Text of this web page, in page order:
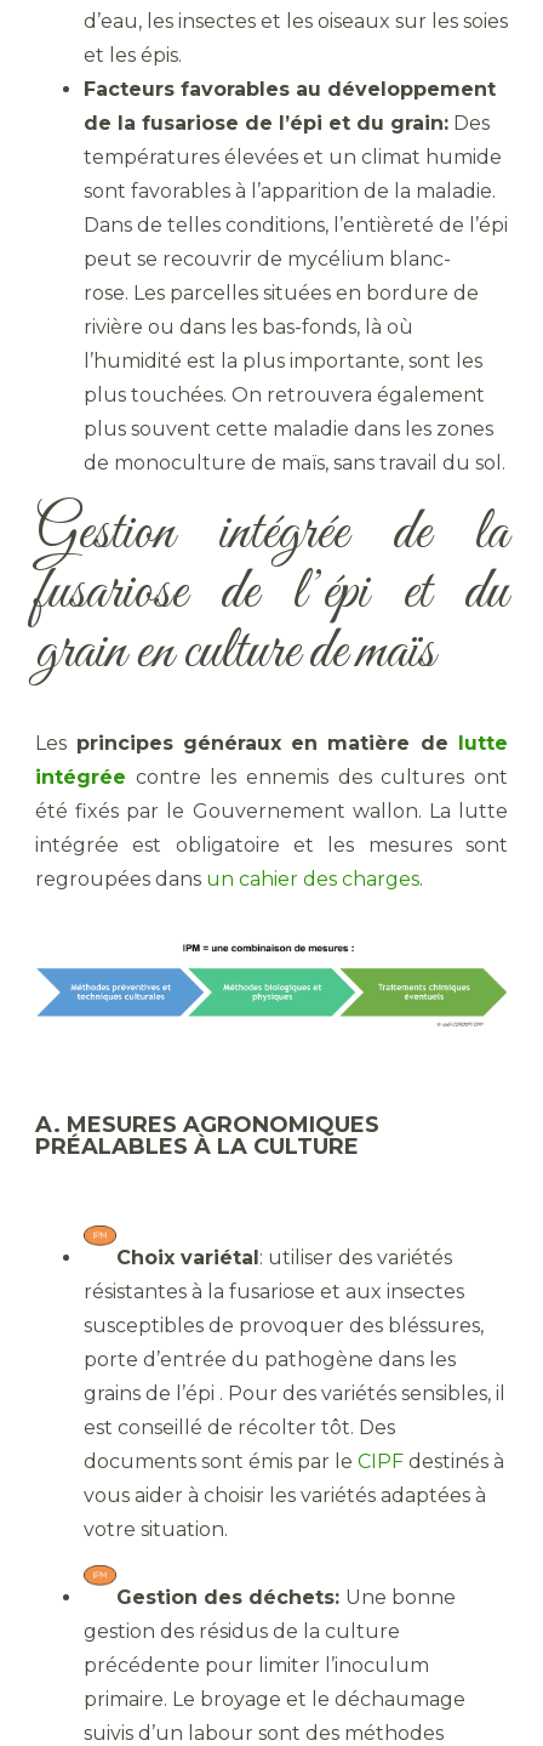
d’eau, les insectes et les oiseaux sur les soies
et les épis.
Facteurs favorables au développement
de la fusariose de l’épi et du grain: Des
températures élevées et un climat humide
sont favorables à l’apparition de la maladie.
Dans de telles conditions, l’entièreté de l’épi
peut se recouvrir de mycélium blanc-
rose. Les parcelles situées en bordure de
rivière ou dans les bas-fonds, là où
l’humidité est la plus importante, sont les
plus touchées. On retrouvera également
plus souvent cette maladie dans les zones
de monoculture de maïs, sans travail du sol.
Gestion intégrée de la
fusariose de l’épi et du
grain en culture de maïs
Les principes généraux en matière de lutte
intégrée contre les ennemis des cultures ont
été fixés par le Gouvernement wallon. La lutte
intégrée est obligatoire et les mesures sont
regroupées dans un cahier des charges.
A. MESURES AGRONOMIQUES
PRÉALABLES À LA CULTURE
Choix variétal: utiliser des variétés
résistantes à la fusariose et aux insectes
susceptibles de provoquer des bléssures,
porte d’entrée du pathogène dans les
grains de l’épi . Pour des variétés sensibles, il
est conseillé de récolter tôt. Des
documents sont émis par le CIPF destinés à
vous aider à choisir les variétés adaptées à
votre situation.
Gestion des déchets: Une bonne
gestion des résidus de la culture
précédente pour limiter l’inoculum
primaire. Le broyage et le déchaumage
suivis d’un labour sont des méthodes